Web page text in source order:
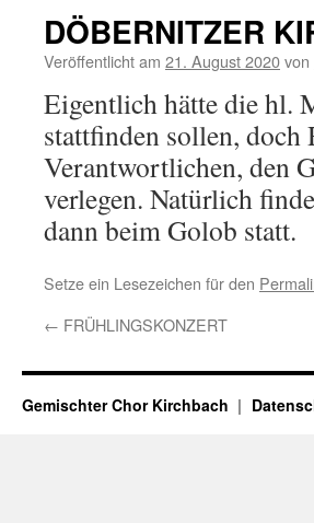
DÖBERNITZER
Veröffentlicht am 21. August 2020von
Eigentlich hätte die hl.
stattfinden sollen, doch
Verantwortlichen, den
verlegen. Natürlich
dann beim Golob statt.
Setze ein Lesezeichen für den
← FRÜHLINGSKONZERT
Gemischter Chor Kirchbach